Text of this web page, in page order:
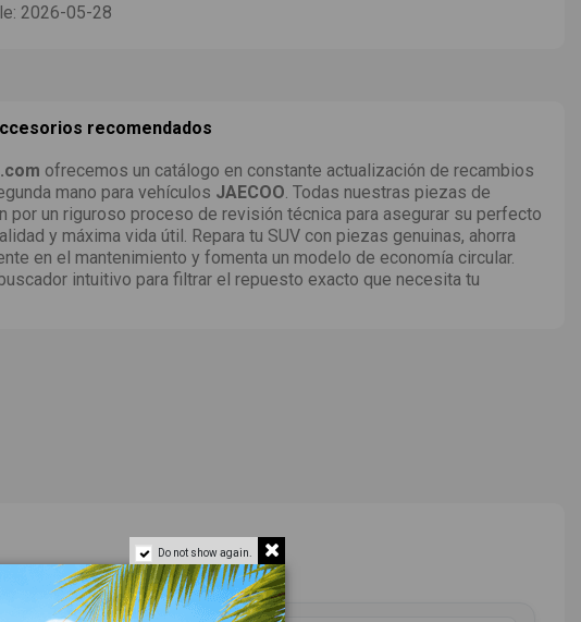
2026-05-28
recomendados
ofrecemos un catálogo en constante actualización de recambios
mano para vehículos JAECOO. Todas nuestras piezas de
por un riguroso proceso de revisión técnica para asegurar su perfecto
y máxima vida útil. Repara tu SUV con piezas genuinas, ahorra
en el mantenimiento y fomenta un modelo de economía circular.
intuitivo para filtrar el repuesto exacto que necesita tu
Do not show again.